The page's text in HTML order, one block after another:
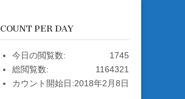
COUNT PER DAY
1745
今日の閲覧数:
1164321
総閲覧数:
2018年2月8日
カウント開始日: